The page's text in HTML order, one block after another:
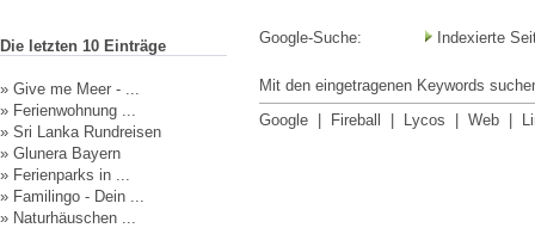
Die letzten 10 Einträge
» Give me Meer - ...
» Ferienwohnung ...
» Sri Lanka Rundreisen
» Glunera Bayern
» Ferienparks in ...
» Familingo - Dein ...
» Naturhäuschen ...
Google-Suche: Indexierte
Mit den eingetragenen Keywords
Google
Fireball Lycos Web